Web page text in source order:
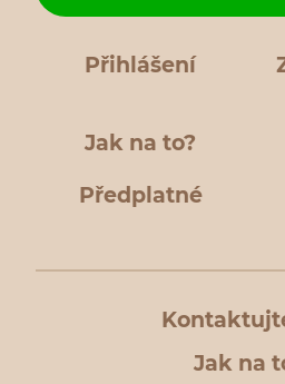
Přihlášení
Jak na to?
Předplatné
Jak na